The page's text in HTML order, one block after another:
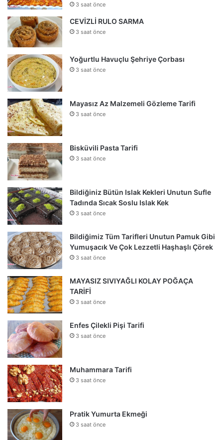
3 saat önce
CEVİZLİ RULO SARMA
3 saat önce
Yoğurtlu Havuçlu Şehriye Çorbası
3 saat önce
Mayasız Az Malzemeli Gözleme Tarifi
3 saat önce
Bisküvili Pasta Tarifi
3 saat önce
Bildiğiniz Bütün Islak Kekleri Unutun Sufle
Tadında Sıcak Soslu Islak Kek
3 saat önce
Bildiğimiz Tüm Tarifleri Unutun Pamuk Gibi
Yumuşacık Ve Çok Lezzetli Haşhaşlı Çörek
3 saat önce
MAYASIZ SIVIYAĞLI KOLAY POĞAÇA
TARİFİ
3 saat önce
Enfes Çilekli Pişi Tarifi
3 saat önce
Muhammara Tarifi
3 saat önce
Pratik Yumurta Ekmeği
3 saat önce